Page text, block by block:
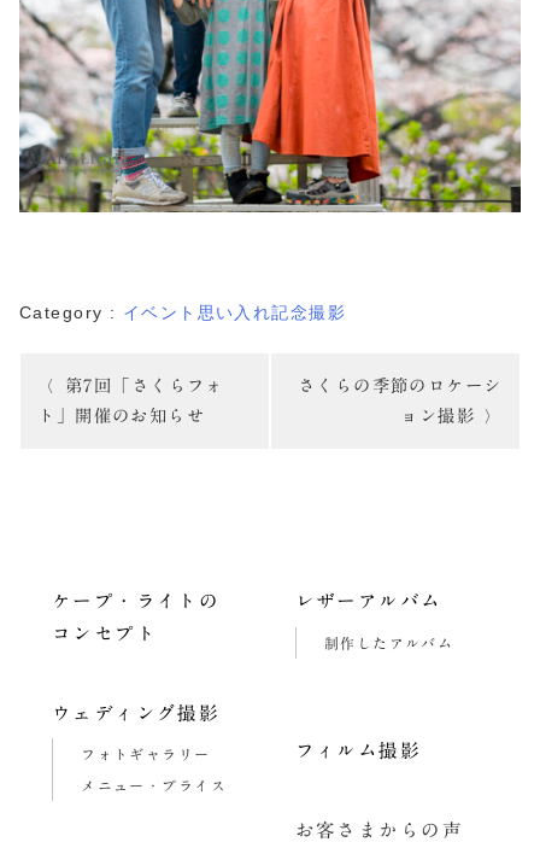
Category : イベント 思い入れ記念撮影
稿
第7回「さくらフォ
ト」開催のお知らせ
さくらの季節のロケーシ
ョン撮影
ケープ・ライトの
コンセプト
ウェディング撮影
フォトギャラリー
メニュー・プライス
レザーアルバム
制作したアルバム
フィルム撮影
お客さまからの声